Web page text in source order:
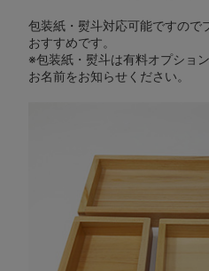
包装紙・熨斗対応可能ですので
おすすめです。
※包装紙・熨斗は有料オプショ
お名前をお知らせください。